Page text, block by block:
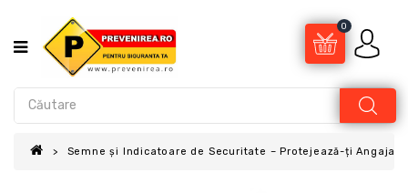
0
Semne și Indicatoare de Securitate – Protejează-ți